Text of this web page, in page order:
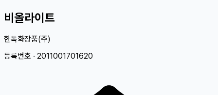
비올라이트
한독화장품(주)
등록번호 · 2011001701620